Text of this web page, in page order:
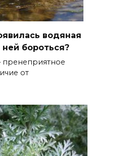
водяная
бороться?
пренеприятное
от